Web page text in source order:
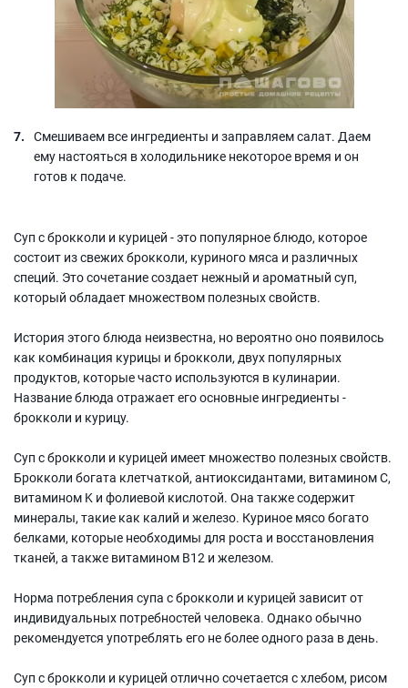
Смешиваем все ингредиенты и заправляем салат. Даем
ему настояться в холодильнике некоторое время и он
готов к подаче.
Суп с брокколи и курицей - это популярное блюдо, которое
состоит из свежих брокколи, куриного мяса и различных
специй. Это сочетание создает нежный и ароматный суп,
который обладает множеством полезных свойств.
История этого блюда неизвестна, но вероятно оно появилось
как комбинация курицы и брокколи, двух популярных
продуктов, которые часто используются в кулинарии.
Название блюда отражает его основные ингредиенты -
брокколи и курицу.
Суп с брокколи и курицей имеет множество полезных свойств.
Брокколи богата клетчаткой, антиоксидантами, витамином C,
витамином K и фолиевой кислотой. Она также содержит
минералы, такие как калий и железо. Куриное мясо богато
белками, которые необходимы для роста и восстановления
тканей, а также витамином B12 и железом.
Норма потребления супа с брокколи и курицей зависит от
индивидуальных потребностей человека. Однако обычно
рекомендуется употреблять его не более одного раза в день.
Суп с брокколи и курицей отлично сочетается с хлебом, рисом